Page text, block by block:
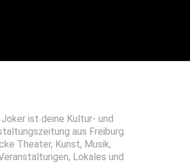
ist deine Kultur- und
aus Freiburg.
Theater, Kunst, Musik,
Lokales und